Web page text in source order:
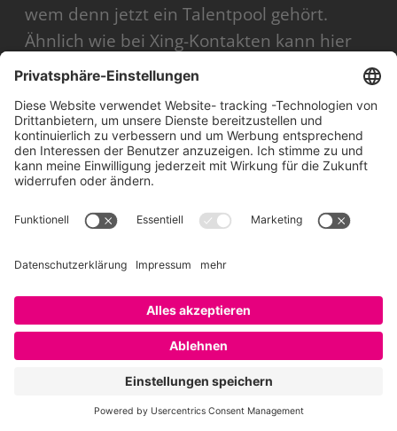
wem denn jetzt ein Talentpool gehört.
Ähnlich wie bei Xing-Kontakten kann hier
natürlich das Unternehmen einen
fand allerdings auf viel kleinerer Ebene
statt.
Kurzum kommen hier tolle Neuerungen
auf uns zu und es wird ein „Muss“ sein,
Der Blog leistet dafür natürlich einen tollen
Anteil. 😉
Viele Grüße, Matthias
Schreibe einen Kommentar